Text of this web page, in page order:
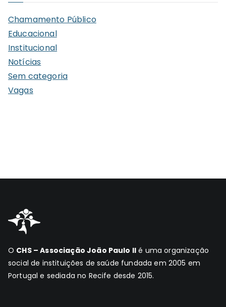
v
o
s
Chamamento Público
Educacional
Institucional
Notícias
Sem categoria
Vagas
O CHS – Associação João Paulo II é uma organização
social de instituições de saúde fundada em 2005 em
Portugal e sediada no Recife desde 2015.